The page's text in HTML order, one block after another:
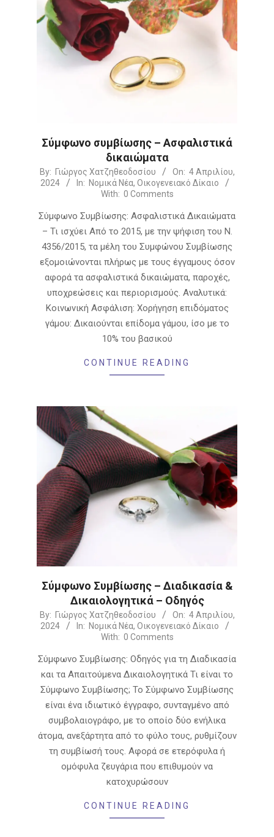
Σύμφωνο συμβίωσης – Ασφαλιστικά
δικαιώματα
2024-
04-
By: Γιώργος Χατζηθεοδοσίου On: 4 Απριλίου,
2024
In: Νομικά Νέα, Οικογενειακό Δίκαιο
With: 0 Comments
Σύμφωνο Συμβίωσης: Ασφαλιστικά Δικαιώματα
– Τι ισχύει Από το 2015, με την ψήφιση του Ν.
4356/2015, τα μέλη του Συμφώνου Συμβίωσης
εξομοιώνονται πλήρως με τους έγγαμους όσον
αφορά τα ασφαλιστικά δικαιώματα, παροχές,
υποχρεώσεις και περιορισμούς. Αναλυτικά:
Κοινωνική Ασφάλιση: Χορήγηση επιδόματος
γάμου: Δικαιούνται επίδομα γάμου, ίσο με το
10% του βασικού
CONTINUE READING
Σύμφωνο Συμβίωσης – Διαδικασία &
Δικαιολογητικά – Οδηγός
2024-
04-
By: Γιώργος Χατζηθεοδοσίου On: 4 Απριλίου,
2024
In: Νομικά Νέα, Οικογενειακό Δίκαιο
With: 0 Comments
Σύμφωνο Συμβίωσης: Οδηγός για τη Διαδικασία
και τα Απαιτούμενα Δικαιολογητικά Τι είναι το
Σύμφωνο Συμβίωσης; Το Σύμφωνο Συμβίωσης
είναι ένα ιδιωτικό έγγραφο, συνταγμένο από
συμβολαιογράφο, με το οποίο δύο ενήλικα
άτομα, ανεξάρτητα από το φύλο τους, ρυθμίζουν
τη συμβίωσή τους. Αφορά σε ετερόφυλα ή
ομόφυλα ζευγάρια που επιθυμούν να
κατοχυρώσουν
CONTINUE READING